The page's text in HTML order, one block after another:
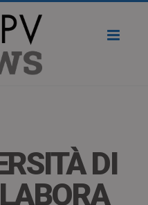
DI